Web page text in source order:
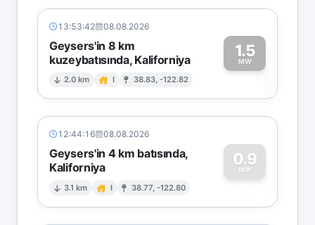
13:53:42 08.08.2026
Geysers'in 8 km
kuzeybatısında, Kaliforniya
2.0 km I 38.83, -122.82
1.5
MW1
12:44:16 08.08.2026
Geysers'in 4 km batısında,
Kaliforniya
3.1 km I 38.77, -122.80
0.9
MW
0